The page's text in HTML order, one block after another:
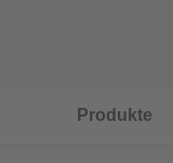
Produkte